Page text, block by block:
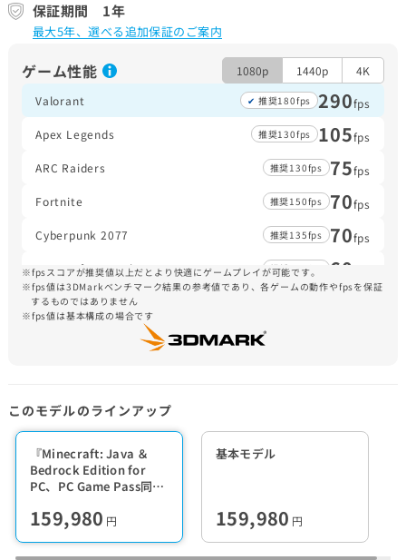
保証期間 1年
最大5年、選べる追加保証のご案内
ゲーム性能 1080p 1440p
4K
Valorant
推奨180fps 290fps
Apex Legends
推奨130fps 105fps
ARC Raiders
推奨130fps 75fps
Fortnite
推奨150fps 70fps
Cyberpunk 2077
推奨135fps 70fps
Escape from Tarkov
推奨105fps 60
グランド・セフト・オートＶ
55
fpsスコアが推奨値以上だとより快適にゲームプレイが可能です。
fps値は3DMarkベンチマーク結果の参考値であり、各ゲームの動作やfpsを保証
するものではありません
fps値は基本構成の場合です
このモデルのラインアップ
『Minecraft: Java ＆
Bedrock Edition for
PC、PC Game Pass同梱
159,980 円
基本モデル
159,980 円